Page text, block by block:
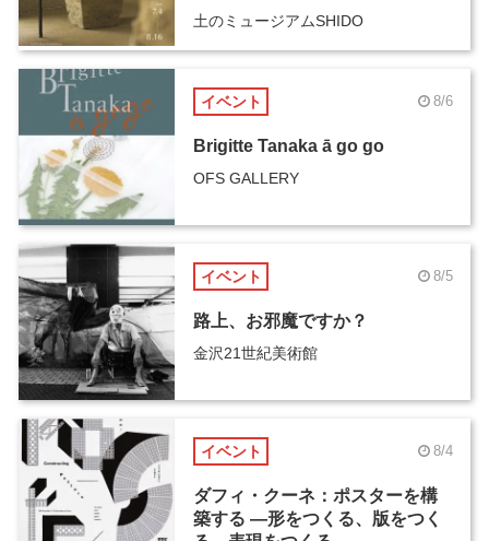
土のミュージアムSHIDO
イベント 8/6
Brigitte Tanaka ā go go
OFS GALLERY
イベント 8/5
路上、お邪魔ですか？
金沢21世紀美術館
イベント 8/4
ダフィ・クーネ：ポスターを構
築する ―形をつくる、版をつく